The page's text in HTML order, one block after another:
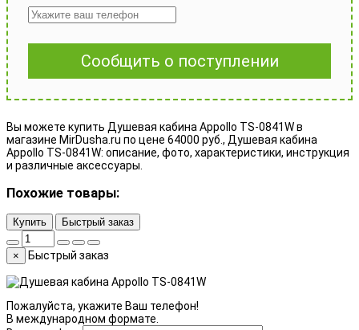
Сообщить о поступлении
Вы можете купить Душевая кабина Appollo TS-0841W в
магазине MirDusha.ru по цене 64000 руб., Душевая кабина
Appollo TS-0841W: описание, фото, характеристики, инструкция
и различные аксессуары.
Похожие товары:
Купить Быстрый заказ
× Быстрый заказ
Пожалуйста, укажите Ваш телефон!
В международном формате.